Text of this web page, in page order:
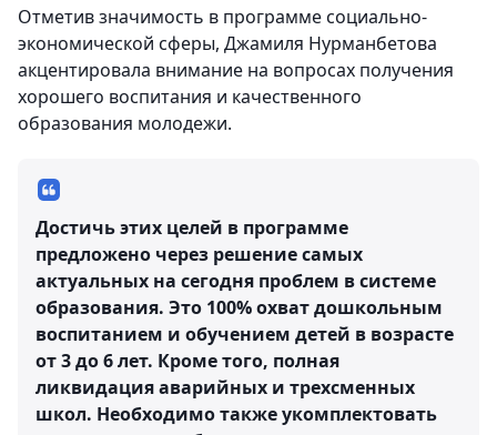
Отметив значимость в программе социально-
экономической сферы, Джамиля Нурманбетова
акцентировала внимание на вопросах получения
хорошего воспитания и качественного
образования молодежи.
Достичь этих целей в программе
предложено через решение самых
актуальных на сегодня проблем в системе
образования. Это 100% охват дошкольным
воспитанием и обучением детей в возрасте
от 3 до 6 лет. Кроме того, полная
ликвидация аварийных и трехсменных
школ. Необходимо также укомплектовать